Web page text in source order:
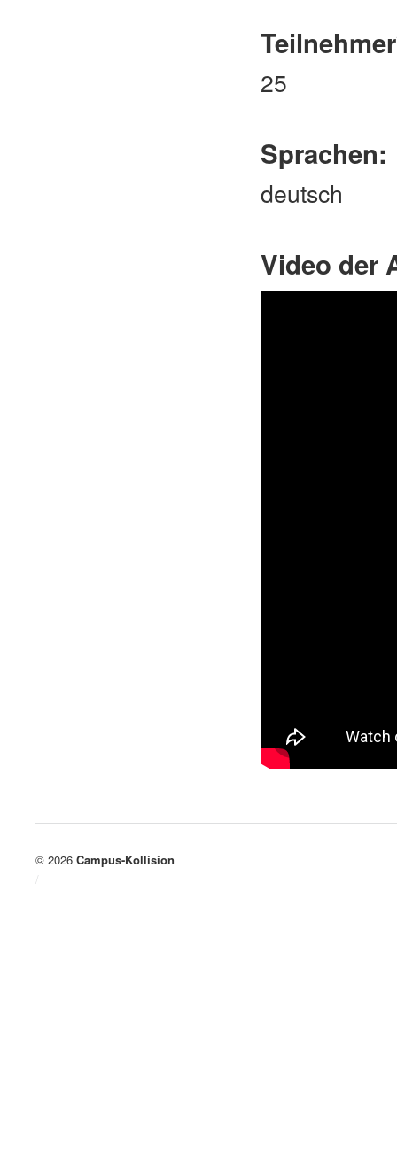
25
Sprachen:
deutsch
Video der
© 2026 Campus-Kollision
/